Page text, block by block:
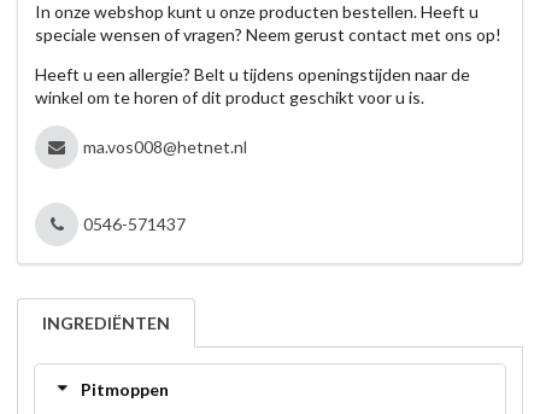
In onze webshop kunt u onze producten bestellen. Heeft u
speciale wensen of vragen? Neem gerust contact met ons op!
Heeft u een allergie? Belt u tijdens openingstijden naar de
winkel om te horen of dit product geschikt voor u is.
ma.vos008@hetnet.nl
0546-571437
INGREDIËNTEN
Pitmoppen